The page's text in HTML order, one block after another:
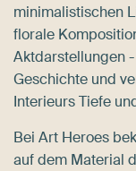
minimalistischen
florale
Aktdarstellungen
Geschichte und
Interieurs Tiefe
Bei Art Heroes
auf dem Material